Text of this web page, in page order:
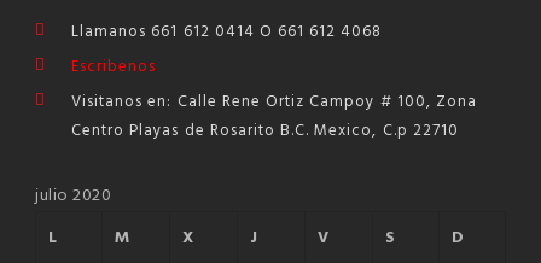
Llamanos 661 612 0414 O 661 612 4068
Escribenos
Visitanos en: Calle Rene Ortiz Campoy # 100, Zona
Centro Playas de Rosarito B.C. Mexico, C.p 22710
julio 2020
L
M X J V S
D